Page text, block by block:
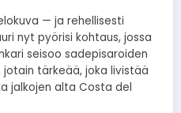
— ja rehellisesti
nyt pyörisi kohtaus, jossa
seisoo sadepisaroiden
tärkeää, joka livistää
jalkojen alta Costa del